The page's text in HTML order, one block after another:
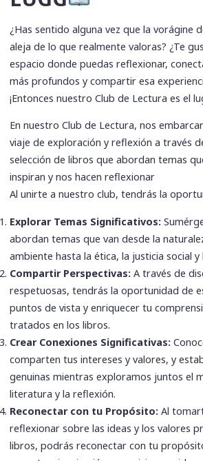
¿Has sentido alguna vez que la vorágine
aleja de lo que realmente valoras? ¿Te
espacio donde puedas reflexionar,
más profundos y compartir esa
¡Entonces nuestro Club de Lectura es el
En nuestro Club de Lectura, nos
viaje de exploración y reflexión a través
selección de libros que abordan temas
inspiran y nos hacen reflexionar
Al unirte a nuestro club, tendrás la
Explorar Temas Significativos:
abordan temas que van desde la
ambiente hasta la ética, la justicia social
Compartir Perspectivas: A través de
respetuosas, tendrás la oportunidad de
puntos de vista y enriquecer tu
tratados en los libros.
Crear Conexiones Significativas:
comparten tus intereses y valores, y
genuinas mientras exploramos juntos el
literatura y la reflexión.
Reconectar con tu Propósito: Al
reflexionar sobre las ideas y los valores
libros, podrás reconectar con tu